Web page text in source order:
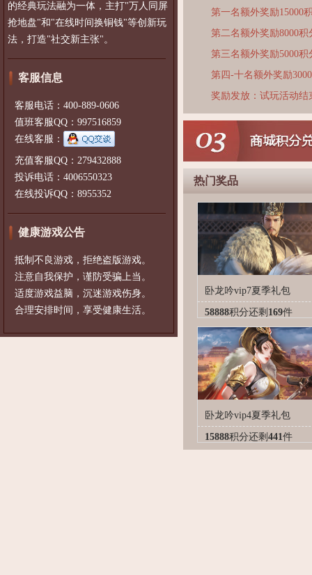
的经典玩法融为一体，主打"万人同屏
抢地盘"和"在线时间换铜钱"等创新玩
法，打造"社交新主张"。
客服信息
客服电话：400-889-0606
值班客服QQ：997516859
在线客服：
充值客服QQ：279432888
投诉电话：4006550323
在线投诉QQ：8955352
健康游戏公告
抵制不良游戏，拒绝盗版游戏。
注意自我保护，谨防受骗上当。
适度游戏益脑，沉迷游戏伤身。
合理安排时间，享受健康生活。
第一名额外奖励15000
第二名额外奖励8000积
第三名额外奖励5000积
第四-十名额外奖励
奖励发放：试玩活动
热门奖品
卧龙吟vip7夏季礼包
58888积分还剩 169件
卧龙吟vip4夏季礼包
15888积分还剩 441件